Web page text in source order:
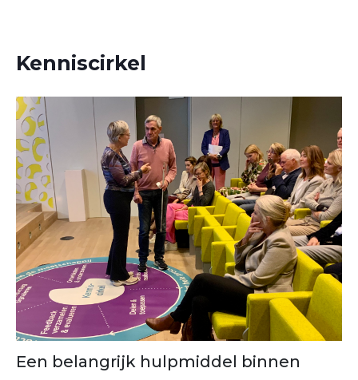
Kenniscirkel
Een belangrijk hulpmiddel binnen